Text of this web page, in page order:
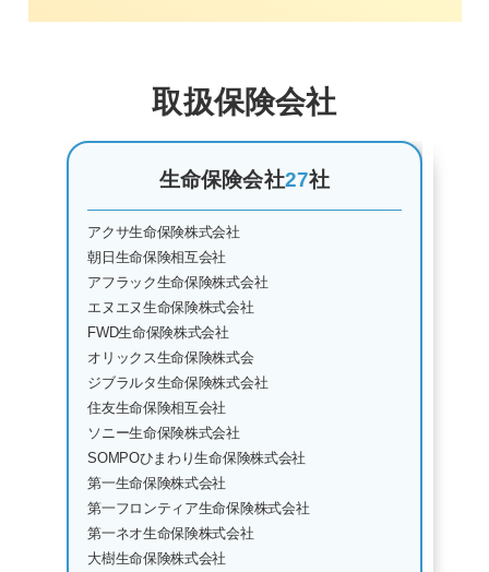
取扱保険会社
生命保険会社27社
アクサ生命保険株式会社
朝日生命保険相互会社
アフラック生命保険株式会社
エヌエヌ生命保険株式会社
FWD生命保険株式会社
オリックス生命保険株式会
ジブラルタ生命保険株式会社
住友生命保険相互会社
ソニー生命保険株式会社
SOMPOひまわり生命保険株式会社
第一生命保険株式会社
第一フロンティア生命保険株式会社
第一ネオ生命保険株式会社
大樹生命保険株式会社